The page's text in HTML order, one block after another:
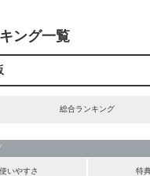
ング一覧
総合ランキング
いやすさ 特